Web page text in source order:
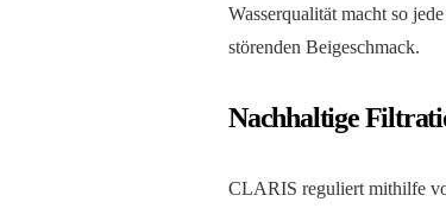
Wasserqualität macht so
störenden Beigeschmack.
Nachhaltige
CLARIS reguliert mithilfe